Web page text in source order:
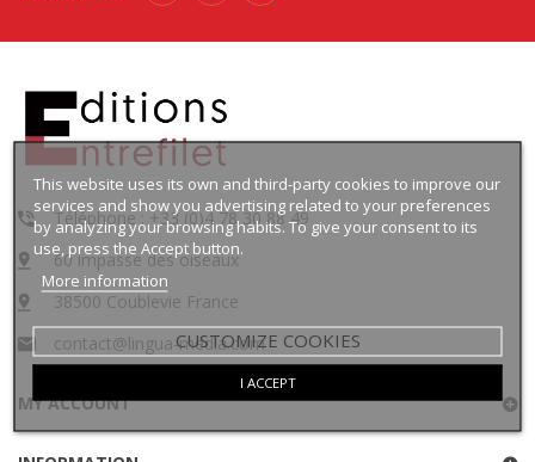
This website uses its own and third-party cookies to improve our
services and show you advertising related to your preferences
by analyzing your browsing habits. To give your consent to its
use, press the Accept button.
More information
CUSTOMIZE COOKIES
I ACCEPT
Téléphone : +33 (0)4 78 30 88 49
60 impasse des oiseaux
38500 Coublevie France
contact@lingua-media.com
MY ACCOUNT